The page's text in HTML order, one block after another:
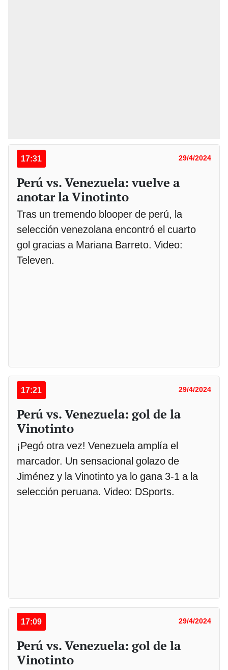
17:31 29/4/2024
Perú vs. Venezuela: vuelve a
anotar la Vinotinto
Tras un tremendo blooper de perú, la
selección venezolana encontró el cuarto
gol gracias a Mariana Barreto. Video:
Televen.
17:21 29/4/2024
Perú vs. Venezuela: gol de la
Vinotinto
¡Pegó otra vez! Venezuela amplía el
marcador. Un sensacional golazo de
Jiménez y la Vinotinto ya lo gana 3-1 a la
selección peruana. Video: DSports.
17:09 29/4/2024
Perú vs. Venezuela: gol de la
Vinotinto